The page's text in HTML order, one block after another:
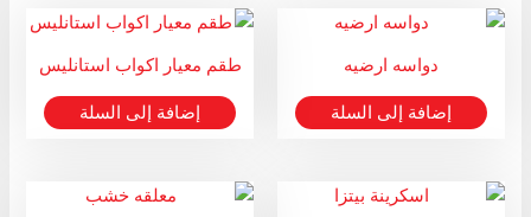
دواسه ارضيه
إضافة إلى السلة
طقم معيار اكواب استانليس
إضافة إلى السلة